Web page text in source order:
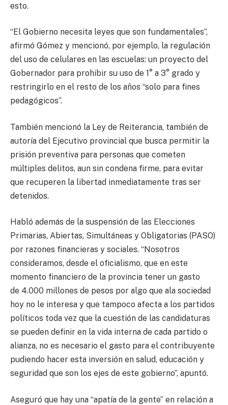
esto.
“El Gobierno necesita leyes que son fundamentales”,
afirmó Gómez y mencionó, por ejemplo, la regulación
del uso de celulares en las escuelas: un proyecto del
Gobernador para prohibir su uso de 1° a 3° grado y
restringirlo en el resto de los años “solo para fines
pedagógicos”.
También mencionó la Ley de Reiterancia, también de
autoría del Ejecutivo provincial que busca permitir la
prisión preventiva para personas que cometen
múltiples delitos, aun sin condena firme, para evitar
que recuperen la libertad inmediatamente tras ser
detenidos.
Habló además de la suspensión de las Elecciones
Primarias, Abiertas, Simultáneas y Obligatorias (PASO)
por razones financieras y sociales. “Nosotros
consideramos, desde el oficialismo, que en este
momento financiero de la provincia tener un gasto
de 4.000 millones de pesos por algo que ala sociedad
hoy no le interesa y que tampoco afecta a los partidos
políticos toda vez que la cuestión de las candidaturas
se pueden definir en la vida interna de cada partido o
alianza, no es necesario el gasto para el contribuyente
pudiendo hacer esta inversión en salud, educación y
seguridad que son los ejes de este gobierno”, apuntó.
Aseguró que hay una “apatía de la gente” en relación a